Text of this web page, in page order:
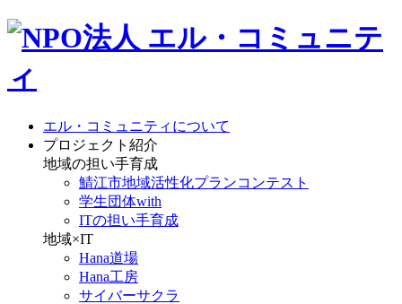
エル・コミュニティについて
プロジェクト紹介
地域の担い手育成
鯖江市地域活性化プランコンテスト
学生団体with
ITの担い手育成
地域×IT
Hana道場
Hana工房
サイバーサクラ